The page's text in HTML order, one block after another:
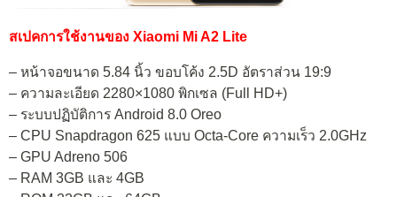
สเปคการใช้งานของ Xiaomi Mi A2 Lite
– หน้าจอขนาด 5.84 นิ้ว ขอบโค้ง 2.5D อัตราส่วน 19:9
– ความละเอียด 2280×1080 พิกเซล (Full HD+)
– ระบบปฏิบัติการ Android 8.0 Oreo
– CPU Snapdragon 625 แบบ Octa-Core ความเร็ว 2.0GHz
– GPU Adreno 506
– RAM 3GB และ 4GB